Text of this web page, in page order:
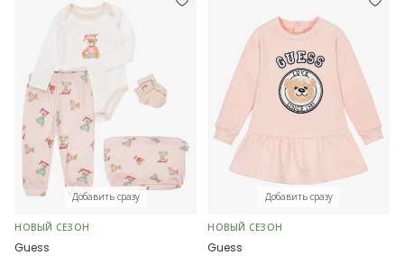
Добавить сразу
НОВЫЙ СЕЗОН
Guess
Добавить сразу
НОВЫЙ СЕЗОН
Guess